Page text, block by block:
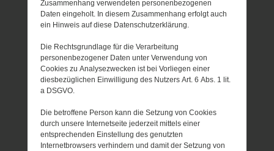
Zusammenhang verwendeten personenbezogenen
Daten eingeholt. In diesem Zusammenhang erfolgt auch
ein Hinweis auf diese Datenschutzerklärung.
Die Rechtsgrundlage für die Verarbeitung
personenbezogener Daten unter Verwendung von
Cookies zu Analysezwecken ist bei Vorliegen einer
diesbezüglichen Einwilligung des Nutzers Art. 6 Abs. 1 lit.
a DSGVO.
Die betroffene Person kann die Setzung von Cookies
durch unsere Internetseite jederzeit mittels einer
entsprechenden Einstellung des genutzten
Internetbrowsers verhindern und damit der Setzung von